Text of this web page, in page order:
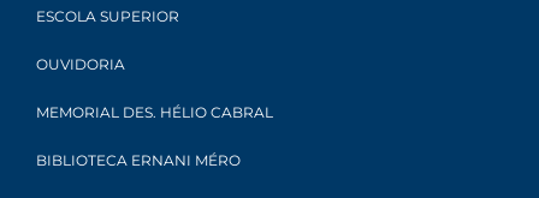
ESCOLA SUPERIOR
OUVIDORIA
MEMORIAL DES. HÉLIO CABRAL
BIBLIOTECA ERNANI MÉRO